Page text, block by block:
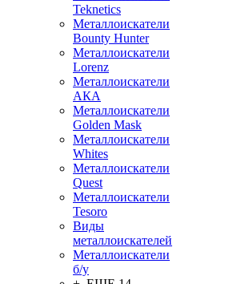
Teknetics
Металлоискатели
Bounty Hunter
Металлоискатели
Lorenz
Металлоискатели
АКА
Металлоискатели
Golden Mask
Металлоискатели
Whites
Металлоискатели
Quest
Металлоискатели
Tesoro
Виды
металлоискателей
Металлоискатели
б/у